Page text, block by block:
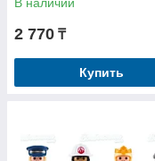
2 770 ₸
Купить